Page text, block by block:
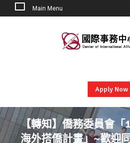
Main Menu
Apply Now
【轉知】僑務委員會「
海外搭僑計畫」~歡迎